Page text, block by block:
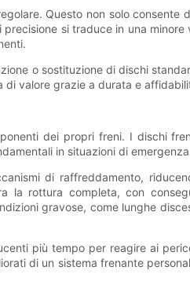
Questo non solo consente
si traduce in una minore
o sostituzione di dischi
di valore grazie a durata e
dei propri freni. I dischi
in situazioni di
di raffreddamento,
la rottura completa, con
gravose, come lunghe
più tempo per reagire ai
di un sistema frenante